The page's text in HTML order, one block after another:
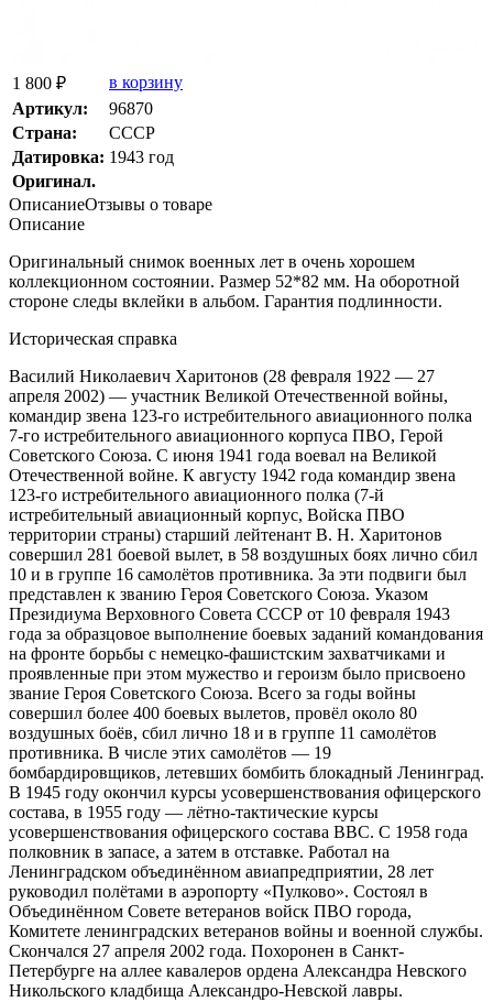
1 800 ₽
в корзину
Артикул:
96870
Страна:
СССР
Датировка: 1943 год
Оригинал.
ОписаниеОтзывы о товаре
Описание
Оригинальный снимок военных лет в очень хорошем
коллекционном состоянии. Размер 52*82 мм. На оборотной
стороне следы вклейки в альбом. Гарантия подлинности.
Историческая справка
Василий Николаевич Харитонов (28 февраля 1922 — 27
апреля 2002) — участник Великой Отечественной войны,
командир звена 123-го истребительного авиационного полка
7-го истребительного авиационного корпуса ПВО, Герой
Советского Союза. C июня 1941 года воевал на Великой
Отечественной войне. К августу 1942 года командир звена
123-го истребительного авиационного полка (7-й
истребительный авиационный корпус, Войска ПВО
территории страны) старший лейтенант В. Н. Xаритонов
совершил 281 боевой вылет, в 58 воздушных боях лично сбил
10 и в группе 16 самолётов противника. За эти подвиги был
представлен к званию Героя Советского Союза. Указом
Президиума Верховного Совета СССР от 10 февраля 1943
года за образцовое выполнение боевых заданий командования
на фронте борьбы с немецко-фашистским захватчиками и
проявленные при этом мужество и героизм было присвоено
звание Героя Советского Союза. Всего за годы войны
совершил более 400 боевых вылетов, провёл около 80
воздушных боёв, сбил лично 18 и в группе 11 самолётов
противника. В числе этих самолётов — 19
бомбардировщиков, летевших бомбить блокадный Ленинград.
В 1945 году окончил курсы усовершенствования офицерского
состава, в 1955 году — лётно-тактические курсы
усовершенствования офицерского состава ВВС. С 1958 года
полковник в запасе, а затем в отставке. Работал на
Ленинградском объединённом авиапредприятии, 28 лет
руководил полётами в аэропорту «Пулково». Состоял в
Объединённом Совете ветеранов войск ПВО города,
Комитете ленинградских ветеранов войны и военной службы.
Скончался 27 апреля 2002 года. Похоронен в Санкт-
Петербурге на аллее кавалеров ордена Александра Невского
Никольского кладбища Александро-Невской лавры.